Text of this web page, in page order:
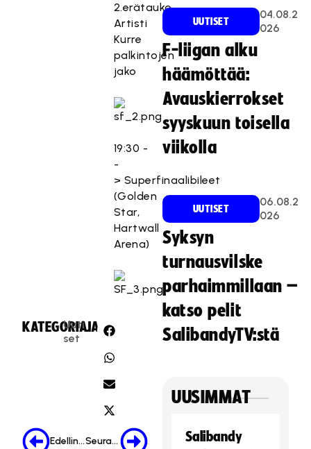
2.erätauko
Artisti
Kurre
palkintojen
jako
19:30 -
-
> Superfinaalibileet
(Golden
Star,
Hartwall
Arena)
KATEGORIA:
Uuti
set
JAA:
Edellinen Seuraava
UUTISET
04.08.2
026
F-liigan alku
häämöttää:
Avauskierrokset
syyskuun toisella
viikolla
UUTISET
06.08.2
026
Syksyn
turnausvilske
parhaimmillaan –
katso pelit
SalibandyTV:stä
UUSIMMAT
Salibandy